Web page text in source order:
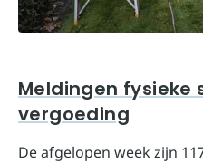
Meldingen fysieke
vergoeding
De afgelopen week zijn